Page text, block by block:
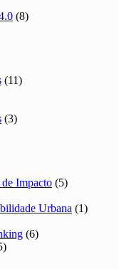
(8)
(11)
(3)
Impacto (5)
Urbana (1)
(6)